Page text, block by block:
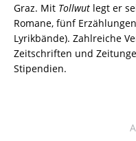
Graz. Mit Tollwut legt er
Romane, fünf
Lyrikbände). Zahlreiche
Zeitschriften und
Stipendien.